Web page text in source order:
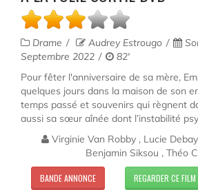
Drame Audrey Estrougo
Septembre 2022
82'
Pour fêter l'anniversaire de sa mère,
quelques jours dans la maison de son
temps passé et souvenirs qui règnent
aussi sa sœur aînée dont l’instabilité
Virginie Van Robby , Lucie
Benjamin Siksou , Théo
BANDE ANNONCE REGARDER CE FILM